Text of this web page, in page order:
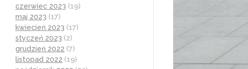
czerwiec 2023 (19)
maj 2023 (17)
kwiecień 2023 (17)
styczeń 2023 (2)
grudzień 2022 (7)
listopad 2022 (19)